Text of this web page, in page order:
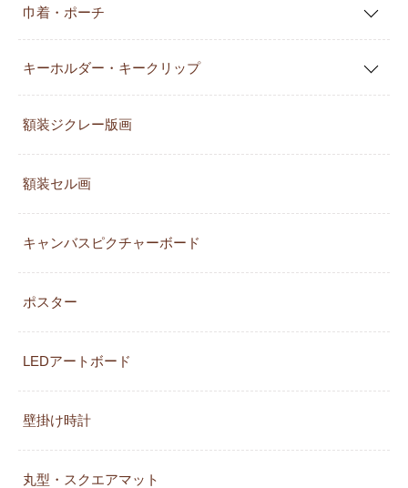
巾着・ポーチ
キーホルダー・キークリップ
額装ジクレー版画
額装セル画
キャンバスピクチャーボード
ポスター
LEDアートボード
壁掛け時計
丸型・スクエアマット